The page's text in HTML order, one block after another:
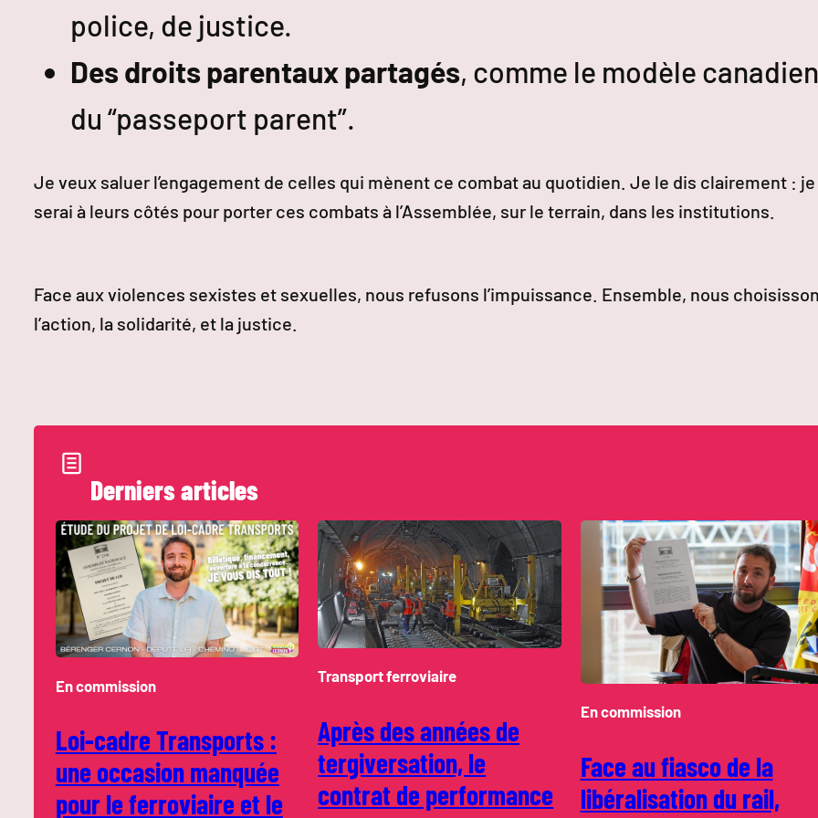
police, de justice.
Des droits parentaux partagés, comme le modèle canadien
du “passeport parent”.
Je veux saluer l’engagement de celles qui mènent ce combat au quotidien. Je le dis clairement : je
serai à leurs côtés pour porter ces combats à l’Assemblée, sur le terrain, dans les institutions.
Face aux violences sexistes et sexuelles, nous refusons l’impuissance. Ensemble, nous
l’action, la solidarité, et la justice.
Derniers articles
En commission
Loi-cadre Transports :
une occasion manquée
pour le ferroviaire et le
Transport ferroviaire
Après des années de
tergiversation, le
contrat de performance
En commission
Face au fiasco de la
libéralisation du rail,